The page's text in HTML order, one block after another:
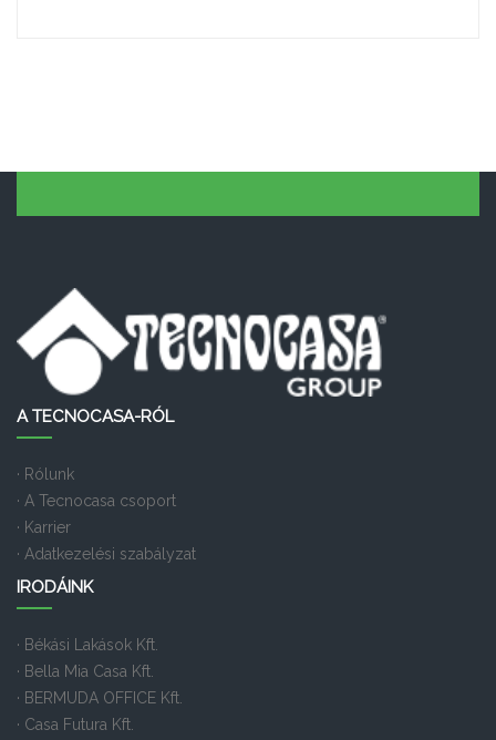
A TECNOCASA-RÓL
· Rólunk
· A Tecnocasa csoport
· Karrier
· Adatkezelési szabályzat
IRODÁINK
· Békási Lakások Kft.
· Bella Mia Casa Kft.
· BERMUDA OFFICE Kft.
· Casa Futura Kft.